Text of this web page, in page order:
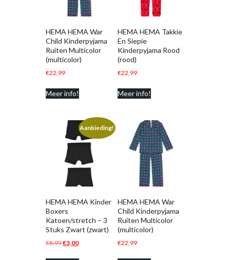
HEMA HEMA War
Child Kinderpyjama
Ruiten Multicolor
(multicolor)
€22,99
Meer info!
HEMA HEMA Takkie
En Siepie
Kinderpyjama Rood
(rood)
€22,99
Meer info!
Aanbieding!
HEMA HEMA Kinder
Boxers
Katoen/stretch – 3
Stuks Zwart (zwart)
€8,99Oorspronkelijke
€3,00Huidige
HEMA HEMA War
Child Kinderpyjama
Ruiten Multicolor
(multicolor)
€22,99